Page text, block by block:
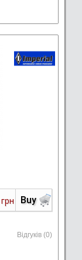
Buy
грн
Відгуків (0)